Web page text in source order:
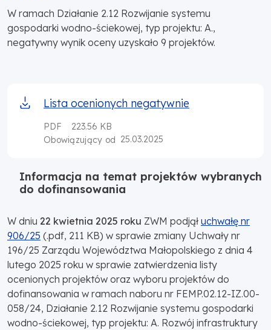
W ramach Działanie 2.12 Rozwijanie systemu
gospodarki wodno-ściekowej, typ projektu: A.,
negatywny wynik oceny uzyskało 9 projektów.
Lista ocenionych negatywnie
PDF
223.56 KB
Obowiązujący od 25.03.2025
Informacja na temat projektów wybranych
do dofinansowania
W dniu 22 kwietnia 2025 roku ZWM podjął uchwałę nr
906/25 (.pdf, 211 KB) w sprawie zmiany Uchwały nr
196/25 Zarządu Województwa Małopolskiego z dnia 4
lutego 2025 roku w sprawie zatwierdzenia listy
ocenionych projektów oraz wyboru projektów do
dofinansowania w ramach naboru nr FEMP.02.12-IZ.00-
058/24, Działanie 2.12 Rozwijanie systemu gospodarki
wodno-ściekowej, typ projektu: A. Rozwój infrastruktury